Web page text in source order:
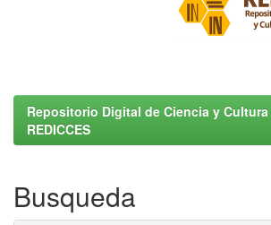
Repositorio Digital de Ciencia y
REDICCES
Busqueda